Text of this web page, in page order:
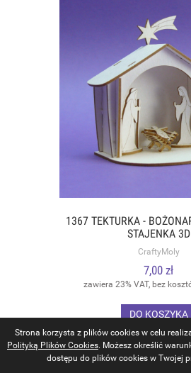
Strona korzysta z plików cookies w celu
Polityką Plików Cookies. Możesz określić
dostępu do plików cookies w Twojej
1367 TEKTURKA -
STAJENKA 3D
CraftyMoly
7,00 zł
zawiera 23% VAT, bez
DO KOSZYKA